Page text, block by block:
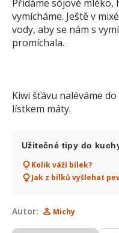
Přidáme sójové
vymícháme. Ještě v
vody, aby se nám s
promíchala.
Kiwi šťávu naléváme
lístkem máty.
Užitečné tipy do
Kolik váží bílek?
Jak z bílků vyšlehat
Autor: Michy